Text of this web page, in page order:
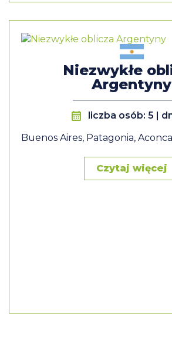
Niezwykłe
Argentyny
liczba osób: 5 |
Buenos Aires, Patagonia,
Czytaj więcej